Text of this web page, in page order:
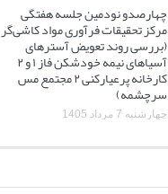
چهارصدو نودمین جلسه هفتگی
مرکز تحقیقات فرآوری مواد کاشی‌گر
(بررسی روند تعویض آسترهای
آسیاهای نیمه خودشکن فاز ۱ و ۲
کارخانه پرعیارکنی ۲ مجتمع مس
سرچشمه)
چهارشنبه 7 مرداد 1405